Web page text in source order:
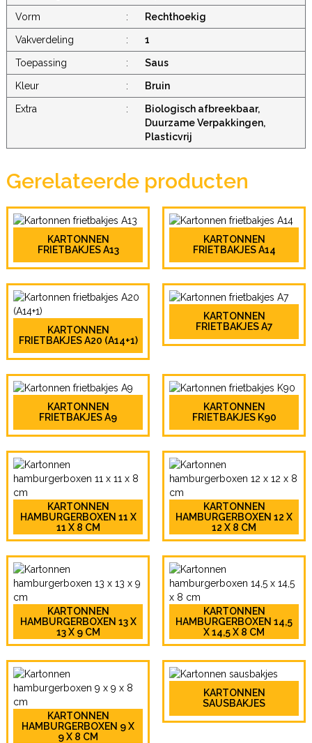
Vorm : Rechthoekig
Vakverdeling : 1
Toepassing : Saus
Kleur : Bruin
Extra :
Biologisch afbreekbaar,
Duurzame Verpakkingen,
Plasticvrij
Gerelateerde producten
KARTONNEN
FRIETBAKJES A13
KARTONNEN
FRIETBAKJES A14
KARTONNEN
FRIETBAKJES A20 (A14+1)
KARTONNEN
FRIETBAKJES A7
KARTONNEN
FRIETBAKJES A9
KARTONNEN
FRIETBAKJES K90
KARTONNEN
HAMBURGERBOXEN 11 X
11 X 8 CM
KARTONNEN
HAMBURGERBOXEN 12 X
12 X 8 CM
KARTONNEN
HAMBURGERBOXEN 13 X
13 X 9 CM
KARTONNEN
HAMBURGERBOXEN 14,5
X 14,5 X 8 CM
KARTONNEN
HAMBURGERBOXEN 9 X
9 X 8 CM
KARTONNEN
SAUSBAKJES